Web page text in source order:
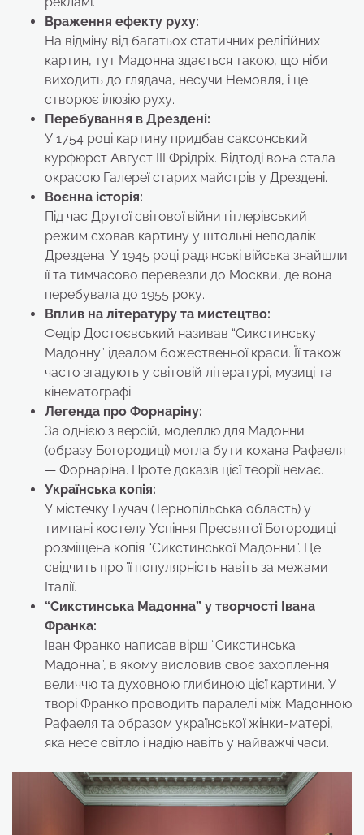
Враження ефекту руху:
На відміну від багатьох статичних релігійних
картин, тут Мадонна здається такою, що ніби
виходить до глядача, несучи Немовля, і це
створює ілюзію руху.
Перебування в Дрездені:
У 1754 році картину придбав саксонський
курфюрст Август III Фрідріх. Відтоді вона стала
окрасою Галереї старих майстрів у Дрездені.
Воєнна історія:
Під час Другої світової війни гітлерівський
режим сховав картину у штольні неподалік
Дрездена. У 1945 році радянські війська знайшли
її та тимчасово перевезли до Москви, де вона
перебувала до 1955 року.
Вплив на літературу та мистецтво:
Федір Достоєвський називав “Сикстинську
Мадонну” ідеалом божественної краси. Її також
часто згадують у світовій літературі, музиці та
кінематографі.
Легенда про Форнаріну:
За однією з версій, моделлю для Мадонни
(образу Богородиці) могла бути кохана Рафаеля
— Форнаріна. Проте доказів цієї теорії немає.
Українська копія:
У містечку Бучач (Тернопільська область) у
тимпані костелу Успіння Пресвятої Богородиці
розміщена копія “Сикстинської Мадонни”. Це
свідчить про її популярність навіть за межами
Італії.
“Сикстинська Мадонна” у творчості Івана
Франка:
Іван Франко написав вірш “Сикстинська
Мадонна”, в якому висловив своє захоплення
величчю та духовною глибиною цієї картини. У
творі Франко проводить паралелі між Мадонною
Рафаеля та образом української жінки-матері,
яка несе світло і надію навіть у найважчі часи.